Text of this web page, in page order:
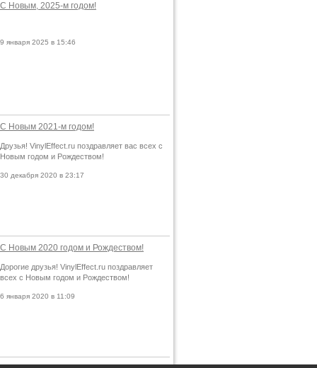
С Новым, 2025-м годом!
9 января 2025 в 15:46
С Новым 2021-м годом!
Друзья! VinylEffect.ru поздравляет вас всех с
Новым годом и Рождеством!
30 декабря 2020 в 23:17
С Новым 2020 годом и Рождеством!
Дорогие друзья! VinylEffect.ru поздравляет
всех с Новым годом и Рождеством!
6 января 2020 в 11:09